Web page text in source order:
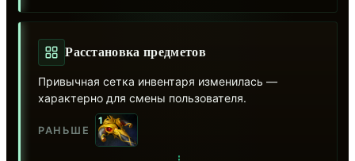
Расстановка предметов
Привычная сетка инвентаря изменилась —
характерно для смены пользователя.
РАНЬШЕ
1